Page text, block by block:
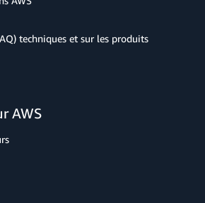
techniques et sur les produits
AWS